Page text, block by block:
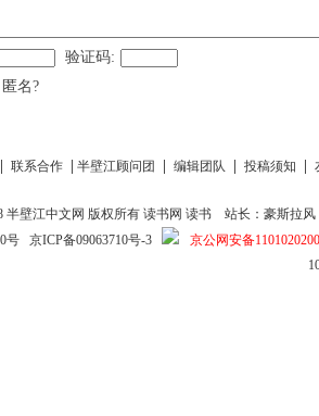
验证码:
匿名?
联系合作 半壁江顾问团 编辑团队 投稿须知
半壁江中文网 版权所有读书网 读书
站长：豪斯拉风
号 京ICP备09063710号-3
京公网安备